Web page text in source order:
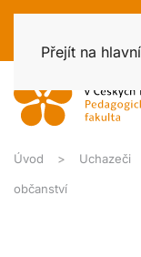
Přejít na
Úvod Uchazeči
občanství